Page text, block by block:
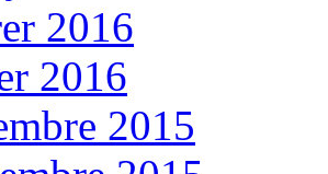
2016
2016
2015